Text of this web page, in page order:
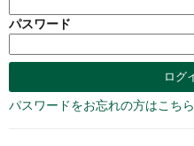
パスワード
パスワードをお忘れの方はこちら